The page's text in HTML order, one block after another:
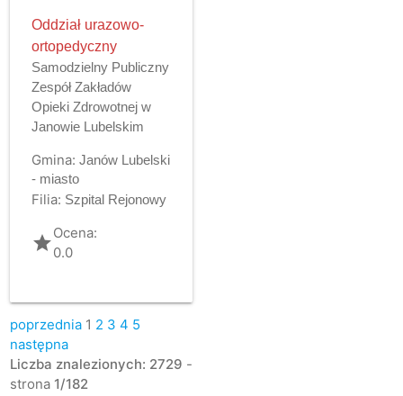
Oddział urazowo-
ortopedyczny
Samodzielny Publiczny
Zespół Zakładów
Opieki Zdrowotnej w
Janowie Lubelskim
Gmina: Janów Lubelski
- miasto
Filia: Szpital Rejonowy
gradeOcena:
0.0
poprzednia 1 2 3 4 5
następna
Liczba znalezionych: 2729 -
strona 1/182